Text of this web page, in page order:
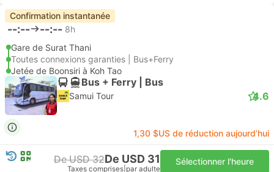
Confirmation instantanée
--:-- --:-- 8h
Gare de Surat Thani
Toutes connexions garanties | Bus+Ferry
Jetée de Boonsiri à Koh Tao
Bus + Ferry | Bus
Samui Tour 4.6
1,30 $US de réduction aujourd’hui
De USD 32De USD 31
Taxes comprises par adulte
Sélectionner l'heure